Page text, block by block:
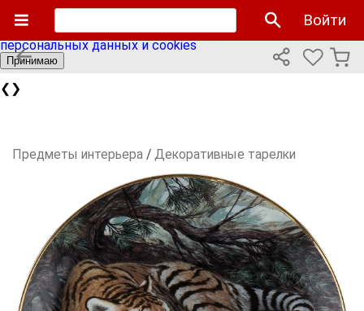
Мы используем cookies файлы для улучшения работы
сайта и персонализации. Продолжая пользоваться сайтом
вы соглашаетесь с нашейполитикой использования
персональных данных и cookies
Принимаю
❮ ❯
Войти
Предметы интерьера / Декоративные тарелки